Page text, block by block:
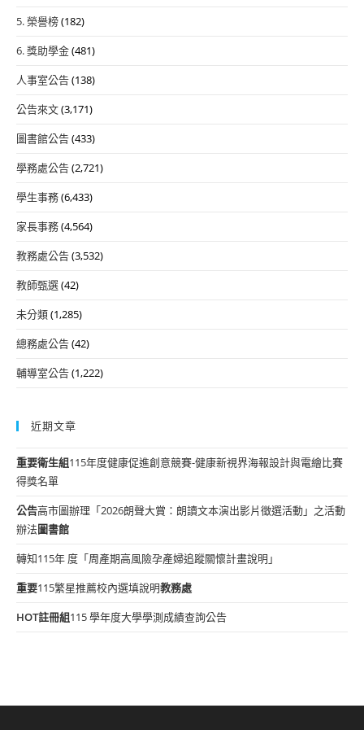
5. 榮譽榜(182)
6. 獎助學金(481)
人事室公告(138)
公告來文(3,171)
圖書館公告(433)
學務處公告(2,721)
學生事務(6,433)
家長事務(4,564)
教務處公告(3,532)
教師甄選(42)
未分類(1,285)
總務處公告(42)
輔導室公告(1,222)
近期文章
重要衛生組115年度健康促進創意競賽-健康新視界海報設計與電繪比賽
得獎名單
公告高市圖辦理「2026朗聲大賞：朗讀文本演出影片徵選活動」之活動
辦法圖書館
轉知115年 度「周產期高風險孕產婦追蹤關懷計畫說明」
重要115繁星推薦校內選填說明教務處
HOT註冊組115 學年度大學學測成績查詢公告